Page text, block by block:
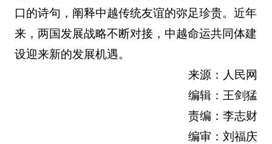
口的诗句，阐释中越传统友谊的弥足珍贵。近年
来，两国发展战略不断对接，中越命运共同体建
设迎来新的发展机遇。
来源：人民网
编辑：王剑猛
责编：李志财
编审：刘福庆